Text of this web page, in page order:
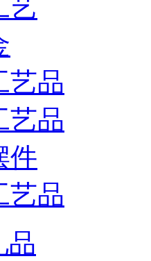
艺
艺品
艺品
件
艺品
品